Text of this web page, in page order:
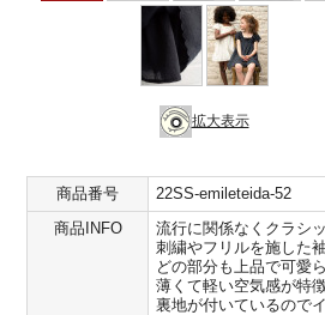
拡大表示
商品番号
22SS-emileteida-52
商品INFO
流行に関係なくクラシ
刺繍やフリルを施した
どの部分も上品で可愛
薄くて軽い空気感が特
裏地が付いているので